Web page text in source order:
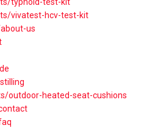
vivatest-hcv-test-kit
us
outdoor-heated-seat-cushions